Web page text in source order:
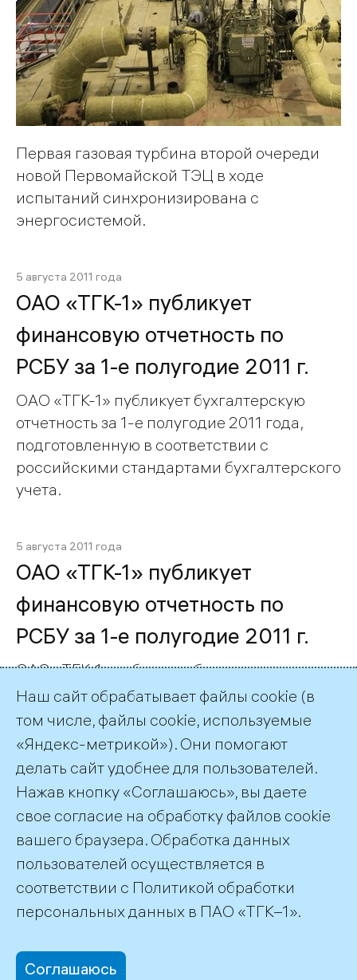
Первая газовая турбина второй очереди
новой Первомайской ТЭЦ в ходе
испытаний синхронизирована с
энергосистемой.
5 августа 2011 года
ОАО «ТГК-1» публикует
финансовую отчетность по
РСБУ за 1-е полугодие 2011 г.
ОАО «ТГК-1» публикует бухгалтерскую
отчетность за 1-е полугодие 2011 года,
подготовленную в соответствии с
российскими стандартами бухгалтерского
учета.
5 августа 2011 года
ОАО «ТГК-1» публикует
финансовую отчетность по
РСБУ за 1-е полугодие 2011 г.
ОАО «ТГК-1» публикует бухгалтерскую
отчетность за 1-е полугодие 2011 года,
подготовленную в соответствии с
российскими стандартами бухгалтерского
Подписка на публикацииRSS
©2026 ПАО «ТГК–1»
office@tgc1.ru
Наш сайт обрабатывает файлы cookie (в
том числе, файлы cookie, используемые
«Яндекс-метрикой»). Они помогают
делать сайт удобнее для пользователей.
Нажав кнопку «Соглашаюсь», вы даете
свое согласие на обработку файлов cookie
вашего браузера. Обработка данных
пользователей осуществляется в
соответствии с Политикой обработки
персональных данных в ПАО «ТГК–1».
Соглашаюсь